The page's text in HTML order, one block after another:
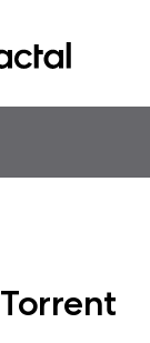
Torrent